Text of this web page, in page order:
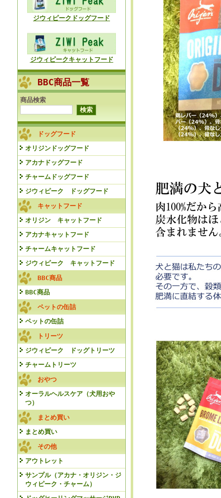
ジウィピークドッグフード
ジウィピークキャットフード
BBC商品一覧
商品検索
ドッグフード
オリジンドッグフード
アカナドッグフード
チャームドッグフード
ジウィピーク ドッグフード
キャットフード
オリジン キャットフード
アカナキャットフード
チャームキャットフード
ジウィピーク キャットフード
BBC商品
BBC商品
ペットの缶詰
ペットの缶詰
トリーツ
ジウィピーク ドッグトリーツ
チャームトリーツ
おやつ
オーラルヘルスケア（犬用おや
つ）
まとめ買い
まとめ買い
その他
アウトレット
サンプル（アカナ・オリジン・ジ
ウィピーク・チャーム）